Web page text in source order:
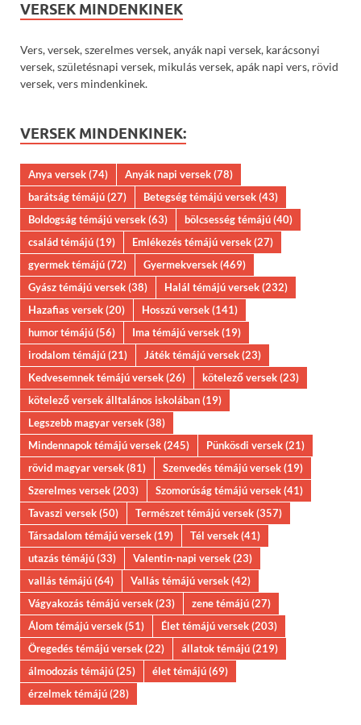
VERSEK MINDENKINEK
Vers, versek, szerelmes versek, anyák napi versek, karácsonyi
versek, születésnapi versek, mikulás versek, apák napi vers, rövid
versek, vers mindenkinek.
VERSEK MINDENKINEK:
Anya versek(74) Anyák napi versek(78)
barátság témájú(27) Betegség témájú versek(43)
Boldogság témájú versek(63) bölcsesség témájú(40)
család témájú(19) Emlékezés témájú versek(27)
gyermek témájú(72) Gyermekversek(469)
Gyász témájú versek(38) Halál témájú versek(232)
Hazafias versek(20) Hosszú versek(141)
humor témájú(56) Ima témájú versek(19)
irodalom témájú(21) Játék témájú versek(23)
Kedvesemnek témájú versek(26) kötelező versek(23)
kötelező versek álltalános iskolában(19)
Legszebb magyar versek(38)
Mindennapok témájú versek(245) Pünkösdi versek(21)
rövid magyar versek(81) Szenvedés témájú versek(19)
Szerelmes versek(203) Szomorúság témájú versek(41)
Tavaszi versek(50) Természet témájú versek(357)
Társadalom témájú versek(19) Tél versek(41)
utazás témájú(33) Valentin-napi versek(23)
vallás témájú(64) Vallás témájú versek(42)
Vágyakozás témájú versek(23) zene témájú(27)
Álom témájú versek(51) Élet témájú versek(203)
Öregedés témájú versek(22) állatok témájú(219)
álmodozás témájú(25) élet témájú(69)
érzelmek témájú(28)